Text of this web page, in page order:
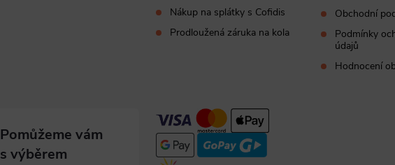
Nákup na splátky s Cofidis
Prodloužená záruka na kola
Obchodní
Podmínky
údajů
Hodnocení